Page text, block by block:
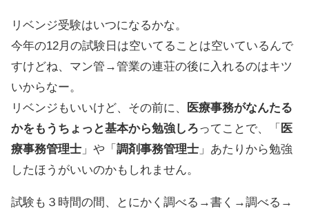
リベンジ受験はいつになるかな。
今年の12月の試験日は空いてることは空いているんで
すけどね、マン管→管業の連荘の後に入れるのはキツ
いからなー。
リベンジもいいけど、その前に、
医療事務がなんたる
かをもうちょっと基本から勉強しろってことで、「 医
療事務管理士 」や「 調剤事務管理士 」あたりから勉強
したほうがいいのかもしれません。
試験も３時間の間、とにかく調べる→書く→調べる→